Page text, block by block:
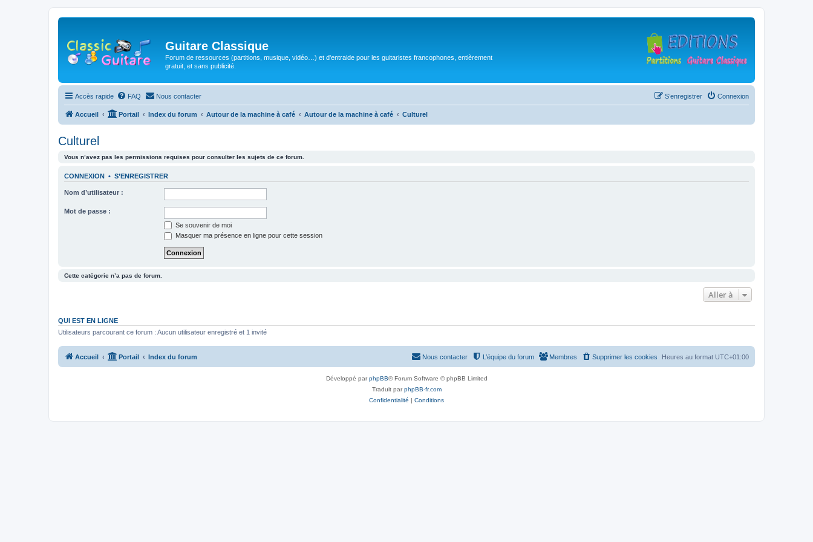
Guitare Classique
Forum de ressources (partitions, musique, vidéo…) et d'entraide pour les guitaristes francophones, entièrement
gratuit, et sans publicité.
Accès rapide FAQ Nous contacter Connexion
S’enregistrer
Accueil Portail Index du forum Autour de la machine à café Autour de la machine à café Culturel
Culturel
Vous n’avez pas les permissions requises pour consulter les sujets de ce forum.
CONNEXION • S’ENREGISTRER
Nom d’utilisateur :
Mot de passe :
Se souvenir de moi
Masquer ma présence en ligne pour cette session
Cette catégorie n’a pas de forum.
Aller à
QUI EST EN LIGNE
Utilisateurs parcourant ce forum : Aucun utilisateur enregistré et 1 invité
Accueil Portail Index du forum Heures au format UTC+01:00
Supprimer les cookies
Membres
L’équipe du forum
Nous contacter
Développé parphpBB® Forum Software © phpBB Limited
Traduit parphpBB-fr.com
Confidentialité | Conditions